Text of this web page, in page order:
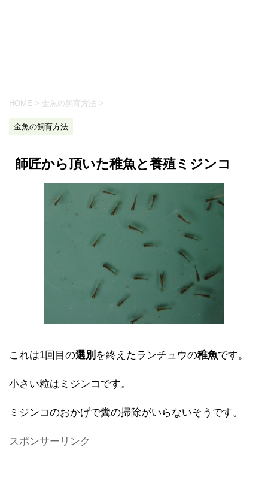
HOME > 金魚の飼育方法 >
金魚の飼育方法
師匠から頂いた稚魚と養殖ミジンコ
これは1回目の選別 を終えたランチュウの稚魚です。
小さい粒はミジンコです。
ミジンコのおかげで糞の掃除がいらないそうです。
スポンサーリンク